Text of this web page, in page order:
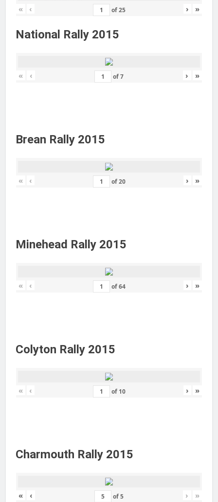
« ‹ of25 › »
National Rally 2015
« ‹ of7 › »
Brean Rally 2015
« ‹ of20 › »
Minehead Rally 2015
« ‹ of64 › »
Colyton Rally 2015
« ‹ of 10 › »
Charmouth Rally 2015
« ‹ of5 › »